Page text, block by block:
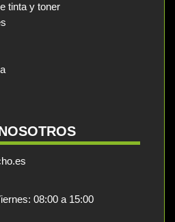
tinta y toner
08:00 a 15:00